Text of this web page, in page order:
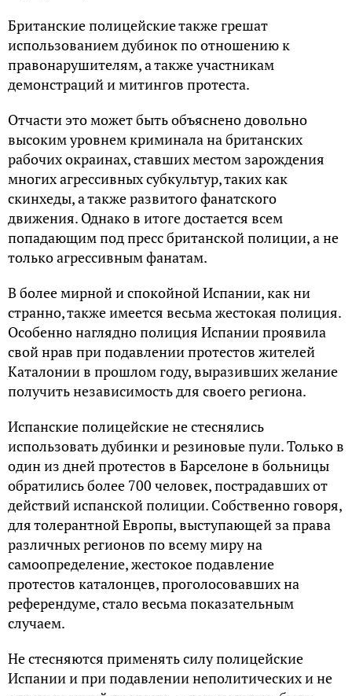
Британские полицейские также грешат
использованием дубинок по отношению к
правонарушителям, а также участникам
демонстраций и митингов протеста.
Отчасти это может быть объяснено довольно
высоким уровнем криминала на британских
рабочих окраинах, ставших местом зарождения
многих агрессивных субкультур, таких как
скинхеды, а также развитого фанатского
движения. Однако в итоге достается всем
попадающим под пресс британской полиции, а не
только агрессивным фанатам.
В более мирной и спокойной Испании, как ни
странно, также имеется весьма жестокая полиция.
Особенно наглядно полиция Испании проявила
свой нрав при подавлении протестов жителей
Каталонии в прошлом году, выразивших желание
получить независимость для своего региона.
Испанские полицейские не стеснялись
использовать дубинки и резиновые пули. Только в
один из дней протестов в Барселоне в больницы
обратились более 700 человек, пострадавших от
действий испанской полиции. Собственно говоря,
для толерантной Европы, выступающей за права
различных регионов по всему миру на
самоопределение, жестокое подавление
протестов каталонцев, проголосовавших на
референдуме, стало весьма показательным
случаем.
Не стесняются применять силу полицейские
Испании и при подавлении неполитических и не